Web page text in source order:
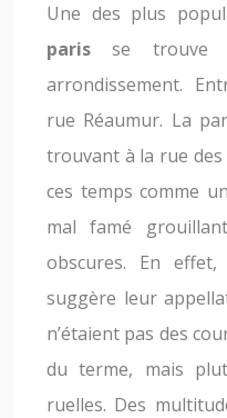
Une des plus
paris se trouve
arrondissement.
rue Réaumur. La
trouvant à la rue des
ces temps comme
mal famé
obscures. En
suggère leur
n’étaient pas des
du terme, mais
ruelles. Des